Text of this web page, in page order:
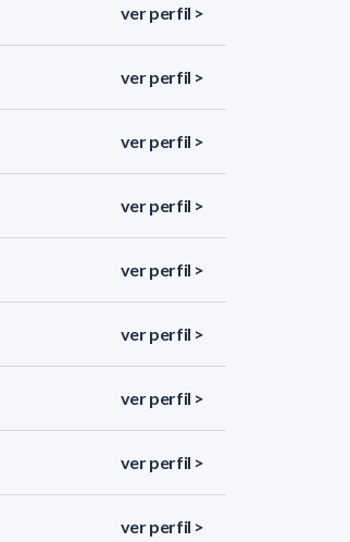
ver perfil >
ver perfil >
ver perfil >
ver perfil >
ver perfil >
ver perfil >
ver perfil >
ver perfil >
ver perfil >